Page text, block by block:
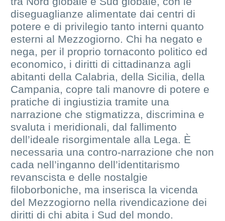
diseguaglianze alimentate dai centri di
potere e di privilegio tanto interni quanto
esterni al Mezzogiorno. Chi ha negato e
nega, per il proprio tornaconto politico ed
economico, i diritti di cittadinanza agli
abitanti della Calabria, della Sicilia, della
Campania, copre tali manovre di potere e
pratiche di ingiustizia tramite una
narrazione che stigmatizza, discrimina e
svaluta i meridionali, dal fallimento
dell’ideale risorgimentale alla Lega. È
necessaria una contro-narrazione che non
cada nell’inganno dell’identitarismo
revanscista e delle nostalgie
filoborboniche, ma inserisca la vicenda
del Mezzogiorno nella rivendicazione dei
diritti di chi abita i Sud del mondo.